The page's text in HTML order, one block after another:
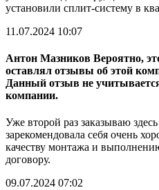
установили сплит-систему в
11.07.2024 10:07
Антон Мазников Вероятно,
оставлял отзывы об этой
Данный отзыв не
компании.
Уже второй раз заказываю
зарекомендовала себя очень
качеству монтажа и
договору.
09.07.2024 07:02